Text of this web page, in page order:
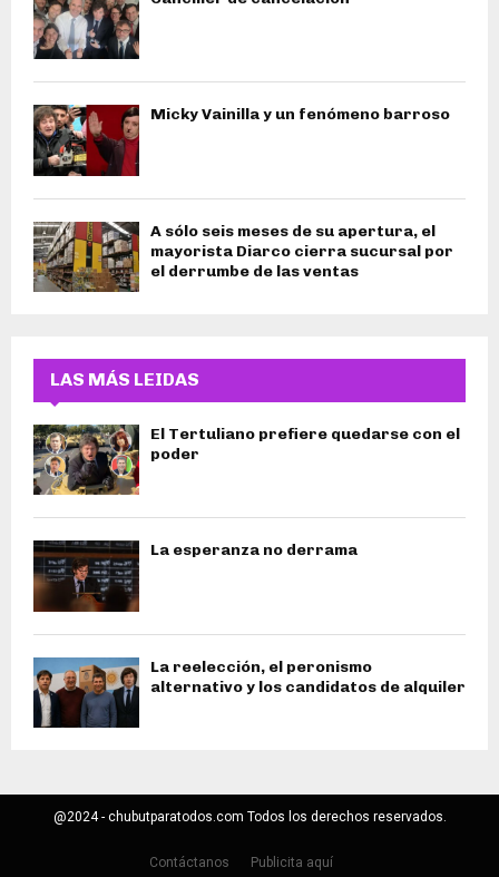
Micky Vainilla y un fenómeno barroso
A sólo seis meses de su apertura, el
mayorista Diarco cierra sucursal por
el derrumbe de las ventas
LAS MÁS LEIDAS
El Tertuliano prefiere quedarse con el
poder
La esperanza no derrama
La reelección, el peronismo
alternativo y los candidatos de alquiler
@2024 - chubutparatodos.com Todos los derechos reservados.
Contáctanos Publicita aquí